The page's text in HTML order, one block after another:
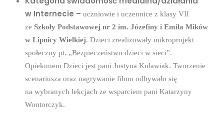
w Internecie – uczniowie i uczennice z klasy VII
ze Szkoły Podstawowej nr 2 im. Józefiny i Emila Mików
w Lipnicy Wielkiej. Dzieci zrealizowały mikroprojekt
społeczny pt. „Bezpieczeństwo dzieci w sieci”.
Opiekunem Dzieci jest pani Justyna Kulawiak. Tworzenie
scenariusza oraz nagrywanie filmu odbywało się
na wybranych lekcjach ze wsparciem pani Katarzyny
Wontorczyk.